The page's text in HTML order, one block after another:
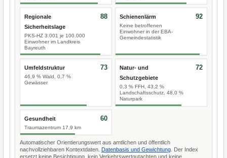
Regionale
Sicherheitslage
PKS-HZ 3.001 je 100.000
Einwohner im Landkreis
Bayreuth
88 Schienenlärm
Keine betroffenen
Einwohner in der EBA-
Gemeindestatistik
92
Umfeldstruktur
46,9 % Wald, 0,7 %
Gewässer
73
Natur- und
Schutzgebiete
0,3 % FFH, 43,2 %
Landschaftsschutz, 48,0 %
Naturpark
72
Gesundheit
Traumazentrum 17,9 km
60
Automatischer Orientierungswert aus amtlichen und öffentlich
nachvollziehbaren Kontextdaten. Datenbasis und Gewichtung . Der Index
ersetzt keine Besichtigung, kein Verkehrswertgutachten und keine